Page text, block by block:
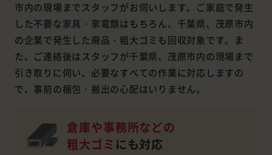
市内の現場までスタッフがお伺いします。ご家庭で発生
した不要な家具・家電類はもちろん、千葉県、茂原市内
の企業で発生した廃品・粗大ゴミも回収対象です。ま
た、ご連絡後はスタッフが千葉県、茂原市内の現場まで
引き取りに伺い、必要なすべての作業に対応しますの
で、事前の梱包・搬出の心配はいりません。
倉庫や事務所などの
粗大ゴミ にも対応